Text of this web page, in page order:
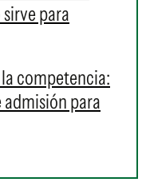
para
competencia:
para